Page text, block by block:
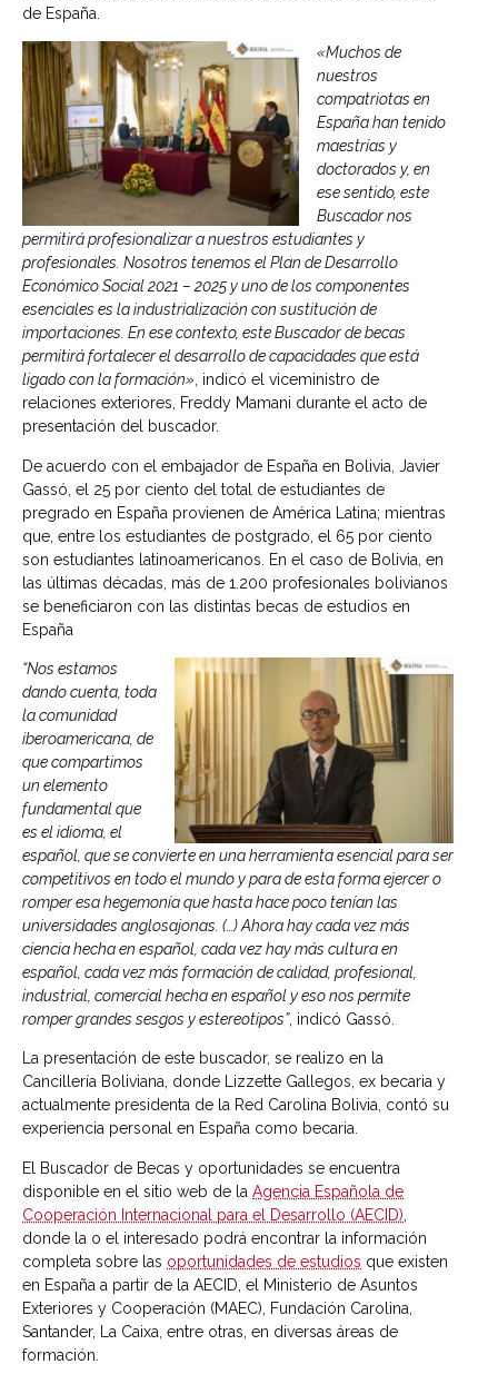
de España.
«Muchos de
nuestros
compatriotas en
España han tenido
maestrías y
doctorados y, en
ese sentido, este
Buscador nos
permitirá profesionalizar a nuestros estudiantes y
profesionales. Nosotros tenemos el Plan de Desarrollo
Económico Social 2021 – 2025 y uno de los componentes
esenciales es la industrialización con sustitución de
importaciones. En ese contexto, este Buscador de becas
permitirá fortalecer el desarrollo de capacidades que está
ligado con la formación» , indicó el viceministro de
relaciones exteriores, Freddy Mamani durante el acto de
presentación del buscador.
De acuerdo con el embajador de España en Bolivia, Javier
Gassó, el 25 por ciento del total de estudiantes de
pregrado en España provienen de América Latina; mientras
que, entre los estudiantes de postgrado, el 65 por ciento
son estudiantes latinoamericanos. En el caso de Bolivia, en
las últimas décadas, más de 1.200 profesionales bolivianos
se beneficiaron con las distintas becas de estudios en
España
“Nos estamos
dando cuenta, toda
la comunidad
iberoamericana, de
que compartimos
un elemento
fundamental que
es el idioma, el
español, que se convierte en una herramienta esencial para ser
competitivos en todo el mundo y para de esta forma ejercer o
romper esa hegemonía que hasta hace poco tenían las
universidades anglosajonas. (…) Ahora hay cada vez más
ciencia hecha en español, cada vez hay más cultura en
español, cada vez más formación de calidad, profesional,
industrial, comercial hecha en español y eso nos permite
romper grandes sesgos y estereotipos”, indicó Gassó.
La presentación de este buscador, se realizo en la
Cancillería Boliviana, donde Lizzette Gallegos, ex becaria y
actualmente presidenta de la Red Carolina Bolivia, contó su
experiencia personal en España como becaria.
El Buscador de Becas y oportunidades se encuentra
disponible en el sitio web de la Agencia Española de
Cooperación Internacional para el Desarrollo (AECID)
donde la o el interesado podrá encontrar la información
completa sobre las oportunidades de estudios que existen
en España a partir de la AECID, el Ministerio de Asuntos
Exteriores y Cooperación (MAEC), Fundación Carolina,
Santander, La Caixa, entre otras, en diversas áreas de
formación.